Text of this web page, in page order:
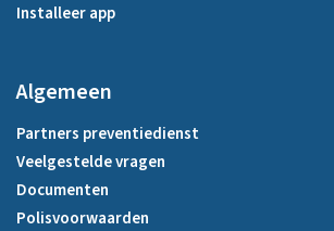
Installeer app
Algemeen
Partners preventiedienst
Veelgestelde vragen
Documenten
Polisvoorwaarden